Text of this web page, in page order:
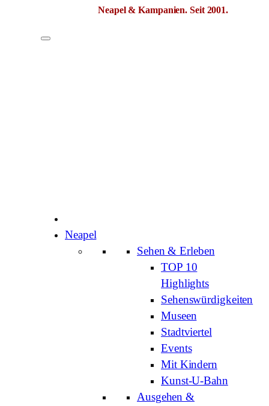
Neapel & Kampanien. Seit 2001.
Neapel
Sehen & Erleben
TOP 10
Highlights
Sehenswürdigkeiten
Museen
Stadtviertel
Events
Mit Kindern
Kunst-U-Bahn
Ausgehen &